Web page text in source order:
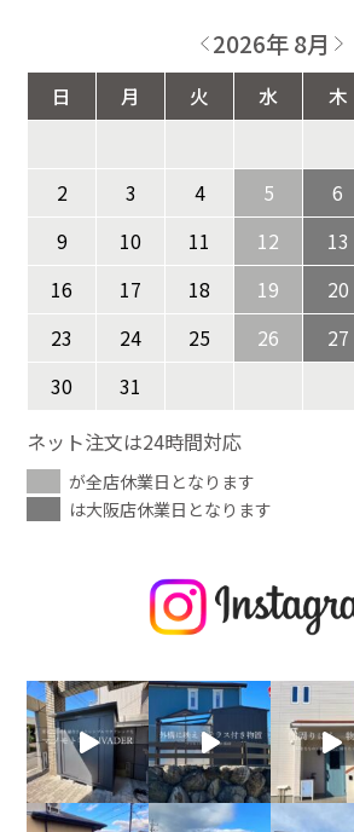
2026年 8月
日 月 火 水 木
2
3 4 5 6
9
10 11 12 13
16
17 18 19 20
23
24 25 26 27
30
31
ネット注文は24時間対応
が全店休業日となります
は大阪店休業日となります